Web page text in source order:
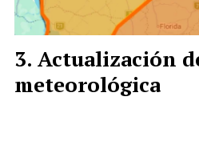
Actualización
meteorológica